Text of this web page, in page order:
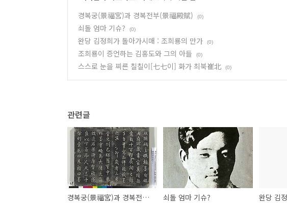
경복궁(景福宮)과 경복전부(景福殿賦)
(0)
쇠돌 엄마 기슈? (0)
완당 김정희가 돌아가시매 : 조희룡의 만가 (0)
조희룡이 증언하는 김홍도와 그의 아들 (0)
스스로 눈을 찌른 칠칠이[七七이] 화가 최북崔北 (0)
관련글
경복궁(景福宮)과 경복전부(景福殿賦) 쇠돌 엄마 기슈?